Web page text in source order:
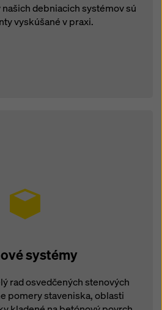
debniacich systémov sú
vyskúšané v praxi.
systémy
rad osvedčených stenových
pomery staveniska, oblasti